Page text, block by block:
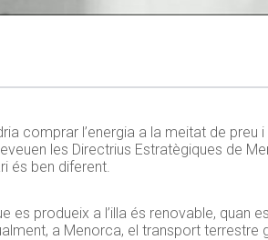
comprar l’energia a la meitat de preu
les Directrius Estratègiques de
és ben diferent.
es produeix a l’illa és renovable,
a Menorca, el transport